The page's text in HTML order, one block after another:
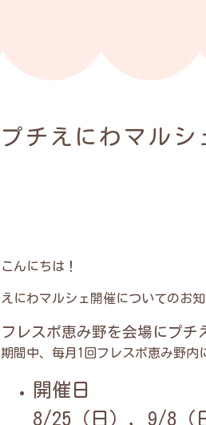
プチえにわマル
こんにちは！
えにわマルシェ開催についてのお知
フレスポ恵み野を会場にプチ
期間中、毎月1回フレスポ恵み野内
開催日
8/25（日），9/8（